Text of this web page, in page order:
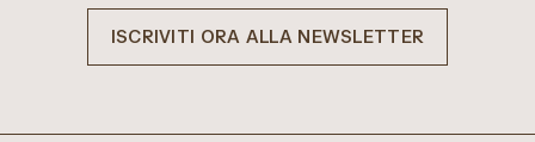
ISCRIVITI ORA ALLA NEWSLETTER